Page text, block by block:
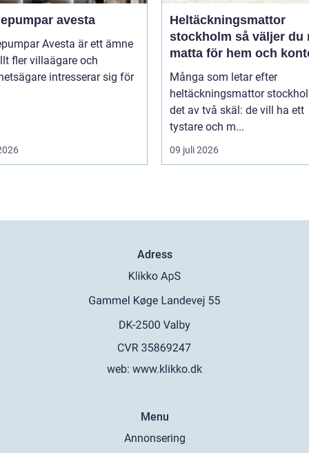
avesta
Avesta är ett ämne
fler villaägare och
intresserar sig för
Heltäckningsmattor
stockholm så väljer du rätt
matta för hem och
Många som letar efter
heltäckningsmattor
det av två skäl: de vill ha ett
tystare och m...
09 juli 2026
Adress
web: www.klikko.dk
Menu
Annonsering